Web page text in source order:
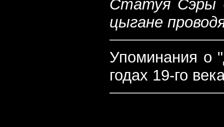
Статуя Сэры
цыгане
Упоминания о
годах 19-го